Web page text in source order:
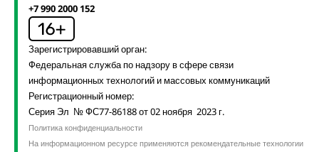
+7 990 2000 152
Зарегистрировавший орган:
Федеральная служба по надзору в сфере связи
информационных технологий и массовых коммуникаций
Регистрационный номер:
Серия Эл № ФС77-86188 от 02 ноября 2023 г.
Политика конфиденциальности
На информационном ресурсе применяются рекомендательные технологии